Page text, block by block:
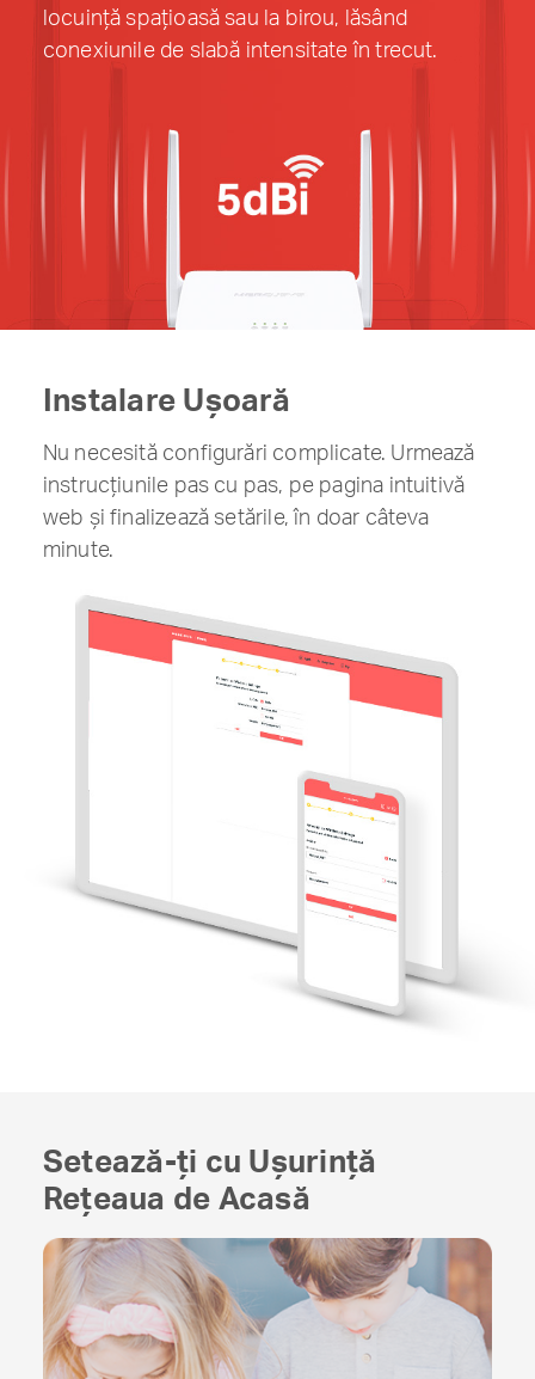
locuință spațioasă sau la birou, lăsând
conexiunile de slabă intensitate în trecut.
Instalare Ușoară
Nu necesită configurări complicate. Urmează
instrucțiunile pas cu pas, pe pagina intuitivă
web și finalizează setările, în doar câteva
minute.
Setează-ți cu Ușurință
Rețeaua de Acasă